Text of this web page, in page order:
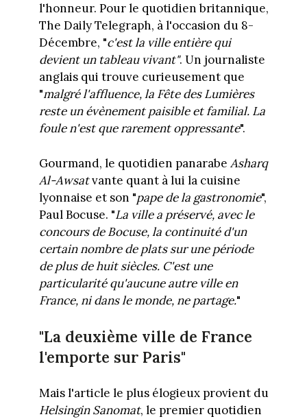
l'honneur. Pour le quotidien britannique,
The Daily Telegraph, à l'occasion du 8-
Décembre, "c'est la ville entière qui
devient un tableau vivant". Un journaliste
anglais qui trouve curieusement que
"malgré l'affluence, la Fête des Lumières
reste un évènement paisible et familial. La
foule n'est que rarement oppressante".
Gourmand, le quotidien panarabe Asharq
Al-Awsatvante quant à lui la cuisine
lyonnaise et son "pape de la gastronomie",
Paul Bocuse. "La ville a préservé, avec le
concours de Bocuse, la continuité d'un
certain nombre de plats sur une période
de plus de huit siècles. C'est une
particularité qu'aucune autre ville en
France, ni dans le monde, ne partage."
"La deuxième ville de France
l'emporte sur Paris"
Mais l'article le plus élogieux provient du
Helsingin Sanomat, le premier quotidien